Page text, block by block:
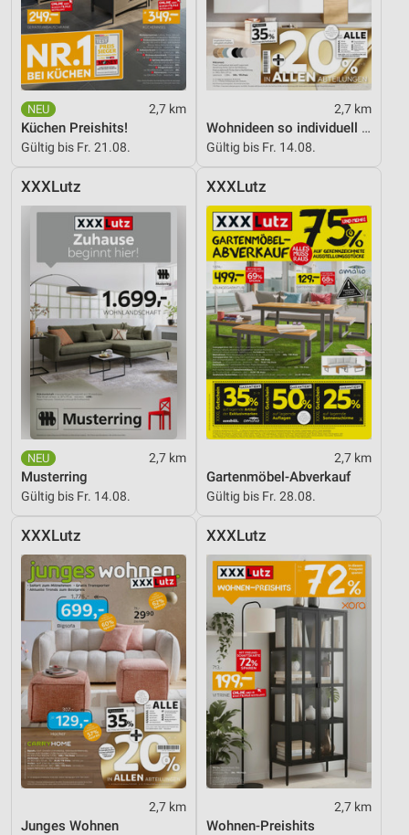
2,7 km
Küchen Preishits!
Gültig bis Fr. 21.08.
2,7 km
Wohnideen so individuell wie du!
Gültig bis Fr. 14.08.
XXXLutz
2,7 km
Musterring
Gültig bis Fr. 14.08.
XXXLutz
2,7 km
Gartenmöbel-Abverkauf
Gültig bis Fr. 28.08.
XXXLutz
2,7 km
Junges Wohnen
XXXLutz
2,7 km
Wohnen-Preishits